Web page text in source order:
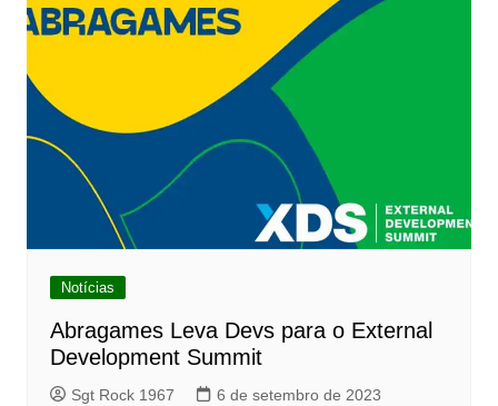
Notícias
Abragames Leva Devs para o External
Development Summit
Sgt Rock 1967 6 de setembro de 2023